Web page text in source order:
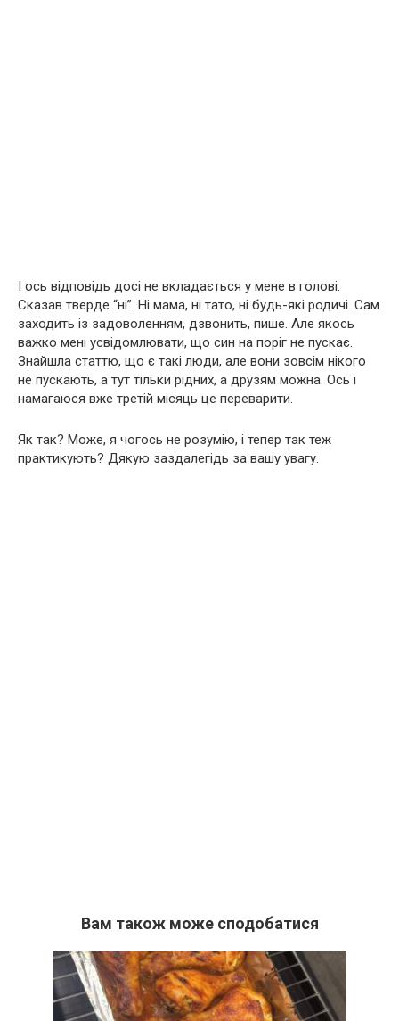
І ось відповідь досі не вкладається у мене в голові.
Сказав тверде “ні”. Ні мама, ні тато, ні будь-які родичі. Сам
заходить із задоволенням, дзвонить, пише. Але якось
важко мені усвідомлювати, що син на поріг не пускає.
Знайшла статтю, що є такі люди, але вони зовсім нікого
не пускають, а тут тільки рідних, а друзям можна. Ось і
намагаюся вже третій місяць це переварити.
Як так? Може, я чогось не розумію, і тепер так теж
практикують? Дякую заздалегідь за вашу увагу.
Вам також може сподобатися